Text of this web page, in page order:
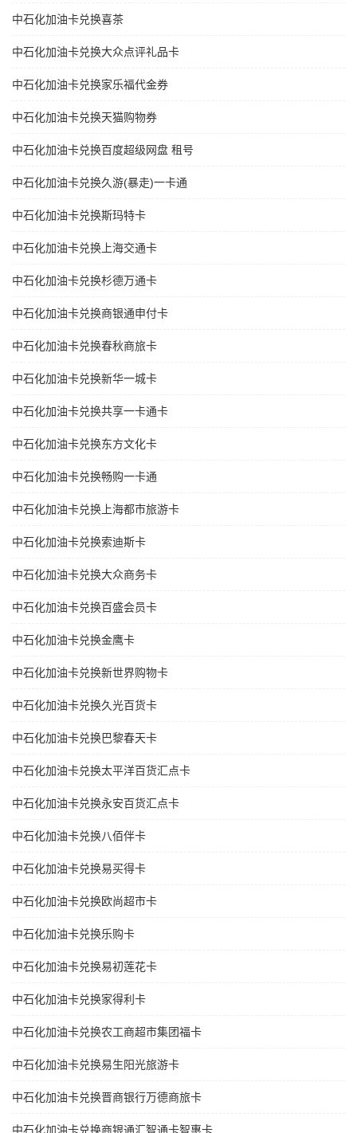
中石化加油卡兑换喜茶
中石化加油卡兑换大众点评礼品卡
中石化加油卡兑换家乐福代金券
中石化加油卡兑换天猫购物券
中石化加油卡兑换百度超级网盘 租号
中石化加油卡兑换久游(暴走)一卡通
中石化加油卡兑换斯玛特卡
中石化加油卡兑换上海交通卡
中石化加油卡兑换杉德万通卡
中石化加油卡兑换商银通申付卡
中石化加油卡兑换春秋商旅卡
中石化加油卡兑换新华一城卡
中石化加油卡兑换共享一卡通卡
中石化加油卡兑换东方文化卡
中石化加油卡兑换畅购一卡通
中石化加油卡兑换上海都市旅游卡
中石化加油卡兑换索迪斯卡
中石化加油卡兑换大众商务卡
中石化加油卡兑换百盛会员卡
中石化加油卡兑换金鹰卡
中石化加油卡兑换新世界购物卡
中石化加油卡兑换久光百货卡
中石化加油卡兑换巴黎春天卡
中石化加油卡兑换太平洋百货汇点卡
中石化加油卡兑换永安百货汇点卡
中石化加油卡兑换八佰伴卡
中石化加油卡兑换易买得卡
中石化加油卡兑换欧尚超市卡
中石化加油卡兑换乐购卡
中石化加油卡兑换易初莲花卡
中石化加油卡兑换家得利卡
中石化加油卡兑换农工商超市集团福卡
中石化加油卡兑换易生阳光旅游卡
中石化加油卡兑换晋商银行万德商旅卡
中石化加油卡兑换商银通汇智通卡智惠卡